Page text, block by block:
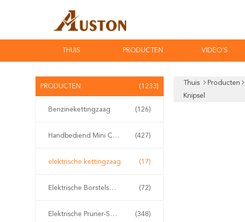
THUIS PRODUCTEN VIDEO'S
PRODUCTEN (1233)
Benzinekettingzaag (126)
Handbediend Mini Chainsaw (427)
elektrische kettingzaag (17)
Elektrische Borstelsnijder (72)
Elektrische Pruner-Scharen (348)
Thuis Producten
Knipsel